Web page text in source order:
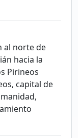
al norte de
hacia la
Pirineos
capital de